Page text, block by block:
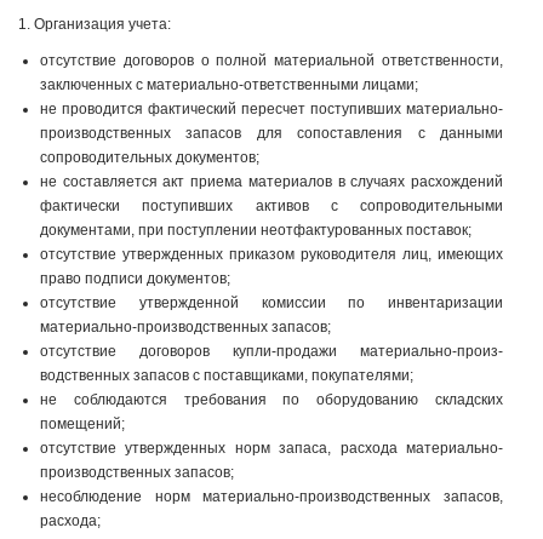
1. Организация учета:
отсутствие договоров о полной материальной ответственности,
заключенных с материально-ответственными лицами;
не проводится фактический пересчет поступивших материально-
производственных запасов для сопоставления с данными
сопроводительных документов;
не составляется акт приема материалов в случаях расхождений
фактически поступивших активов с сопроводительными
документами, при поступлении неотфактурованных поставок;
отсутствие утвержденных приказом руководителя лиц, имеющих
право подписи документов;
отсутствие утвержденной комиссии по инвентаризации
материально-производственных запасов;
отсутствие договоров купли-продажи материально-произ­
водственных запасов с поставщиками, покупателями;
не соблюдаются требования по оборудованию складских
помещений;
отсутствие утвержденных норм запаса, расхода материально-
производственных запасов;
несоблюдение норм материально-производственных запасов,
расхода;